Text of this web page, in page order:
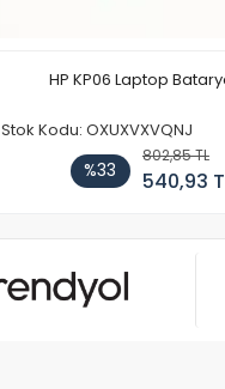
HP KP06 Laptop
Stok Kodu: OXUXVXVQNJ
%33
802,85 TL
540,93